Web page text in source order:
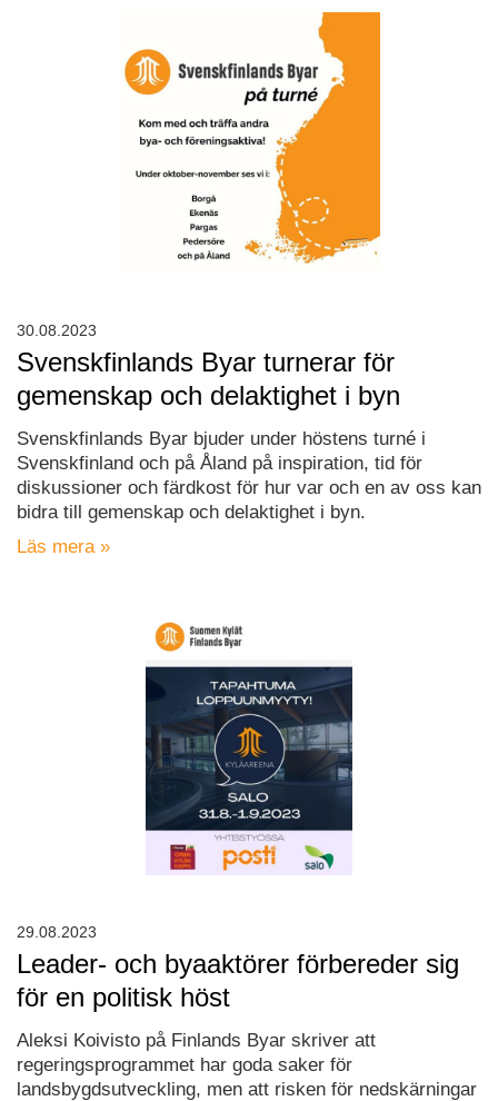
Svenskfinlands Byar turnerar för
gemenskap och delaktighet i byn
Svenskfinlands Byar bjuder under höstens turné i
Svenskfinland och på Åland på inspiration, tid för
diskussioner och färdkost för hur var och en av oss kan
bidra till gemenskap och delaktighet i byn.
Läs mera »
30.08.2023
Leader- och byaaktörer förbereder sig
för en politisk höst
Aleksi Koivisto på Finlands Byar skriver att
regeringsprogrammet har goda saker för
landsbygdsutveckling, men att risken för nedskärningar
29.08.2023